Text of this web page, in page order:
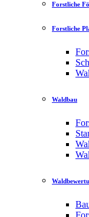
Forstliche
Forstliche
Waldbau